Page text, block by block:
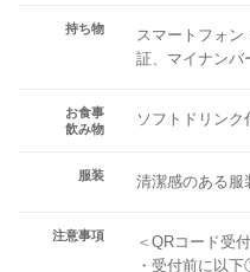
持ち物
スマートフォ
証、マイナンバ
お食事
飲み物
ソフトドリンク
服装 清潔感のある服
注意事項
＜QRコード受
・受付前に以